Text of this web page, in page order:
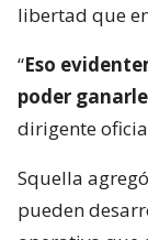
libertad que
“Eso
poder
dirigente
Squella
pueden